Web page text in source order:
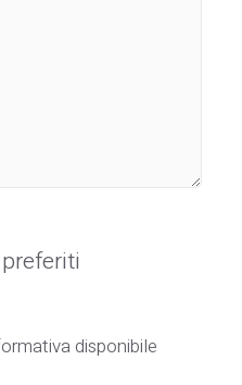
disponibile